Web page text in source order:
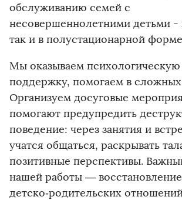
обслуживанию семей с
несовершеннолетними детьми -
так и в полустационарной
Мы оказываем
поддержку, помогаем в сложных
Организуем досуговые
помогают предупредить
поведение: через занятия и
учатся общаться, раскрывать
позитивные перспективы.
нашей работы — восстановление
детско‑родительских